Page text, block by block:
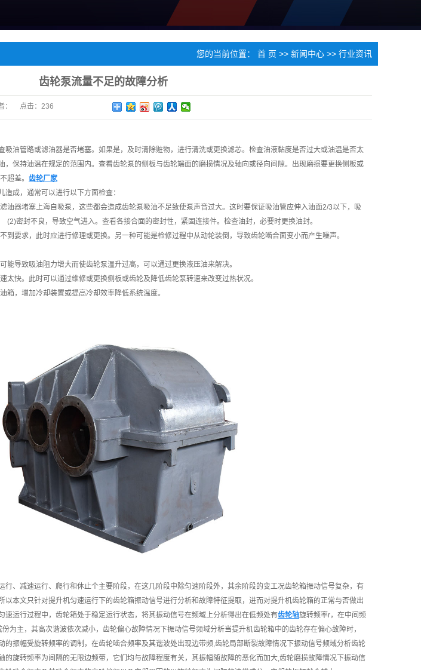
您的当前位置： 首 页 >> 新闻中心 >> 行业资讯
齿轮泵流量不足的故障分析
： 点击： 236
油管路或滤油器是否堵塞。如果是，及时清除赃物，进行清洗或更换滤芯。检查油液黏度是否过大或油温是否太
，保持油温在规定的范围内。查看齿轮泵的侧板与齿轮端面的磨损情况及轴向或径向间隙。出现磨损要更换侧板或
超差。 齿轮厂家
成，通常可以进行以下方面检查：
器堵塞上海自吸泵，这些都会造成齿轮泵吸油不足致使泵声音过大。这时要保证吸油管应伸入油面2/3以下，吸
密封不良，导致空气进入。查看各接合面的密封性，紧固连接件。检查油封，必要时更换油封。
要求，此时应进行修理或更换。另一种可能是检修过程中从动轮装倒，导致齿轮啮合面变小而产生噪声。
导致吸油阻力增大而使齿轮泵温升过高，可以通过更换液压油来解决。
快。此时可以通过维修或更换侧板或齿轮及降低齿轮泵转速来改变过热状况。
，增加冷却装置或提高冷却效率降低系统温度。
、减速运行、爬行和休止个主要阶段，在这几阶段中除匀速阶段外，其余阶段的变工况齿轮箱振动信号复杂，有
本文只针对提升机匀速运行下的齿轮箱振动信号进行分析和故障特征提取，进而对提升机齿轮箱的正常与否做出
速运行过程中，齿轮箱处于稳定运行状态，将其振动信号在频域上分析得出在低频处有齿轮轴旋转频率r，在中间频
为主，其高次谐波依次减小，齿轮偏心故障情况下振动信号频域分析当提升机齿轮箱中的齿轮存在偏心故障时，
的振幅受旋转频率的调制，在齿轮啮合频率及其谐波处出现边带频,齿轮局部断裂故障情况下振动信号频域分析齿轮
的旋转频率为间隔的无限边频带，它们均与故障程度有关，其振幅随故障的恶化而加大,齿轮磨损故障情况下振动信